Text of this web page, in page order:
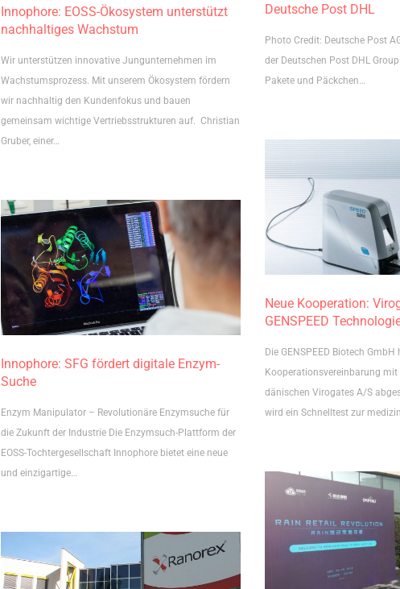
Deutsche Post DHL
Photo Credit: Deutsche Post
der Deutschen Post DHL
Pakete und Päckchen…
Innophore: EOSS-Ökosystem unterstützt
nachhaltiges Wachstum
Wir unterstützen innovative Jungunternehmen im
Wachstumsprozess. Mit unserem Ökosystem fördern
wir nachhaltig den Kundenfokus und bauen
gemeinsam wichtige Vertriebsstrukturen auf. Christian
Gruber, einer…
Neue Kooperation:
GENSPEED
Die GENSPEED Biotech GmbH
Kooperationsvereinbarung
dänischen Virogates A/S
wird ein Schnelltest zur
Innophore: SFG fördert digitale Enzym-
Suche
Enzym Manipulator – Revolutionäre Enzymsuche für
die Zukunft der Industrie Die Enzymsuch-Plattform der
EOSS-Tochtergesellschaft Innophore bietet eine neue
und einzigartige…